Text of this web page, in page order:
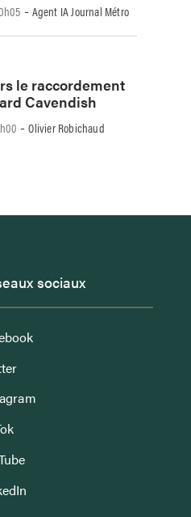
-Agent IA Journal Métro
le raccordement
Cavendish
-Olivier Robichaud
sociaux